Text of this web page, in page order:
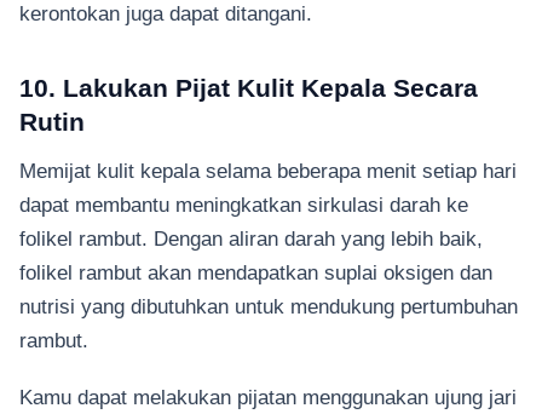
kerontokan juga dapat ditangani.
10. Lakukan Pijat Kulit Kepala Secara
Rutin
Memijat kulit kepala selama beberapa menit setiap hari
dapat membantu meningkatkan sirkulasi darah ke
folikel rambut. Dengan aliran darah yang lebih baik,
folikel rambut akan mendapatkan suplai oksigen dan
nutrisi yang dibutuhkan untuk mendukung pertumbuhan
rambut.
Kamu dapat melakukan pijatan menggunakan ujung jari